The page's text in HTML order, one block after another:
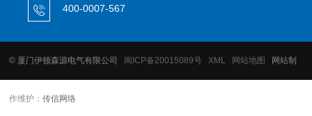
400-0007-567
© 厦门伊顿森源电气有限公司 闽ICP备20015089号 XML 网站地图 网站制
作维护：传信网络